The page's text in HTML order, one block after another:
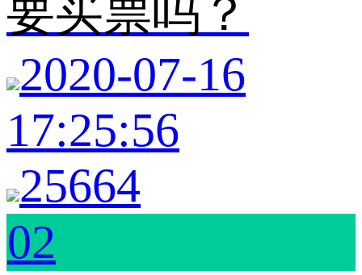
要买票吗？
2020-07-16
17:25:56
25664
02